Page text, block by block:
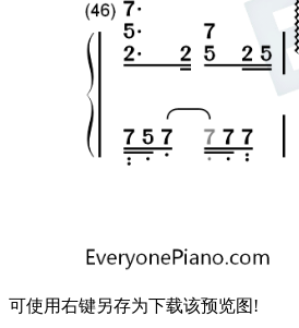
可使用右键另存为下载该预览图!